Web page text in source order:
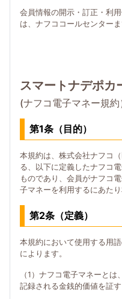
会員情報の開示・訂正・利
は、ナフココールセンターま
スマートナデポカ
(ナフコ電子マネー規約
第1条（目的）
本規約は、株式会社ナフコ
る、以下に定義したナフコ
ものであり、会員がナフコ
子マネーを利用するにあた
第2条（定義）
本規約において使用する用
によります。
（1）ナフコ電子マネーと
記録される金銭的価値を証す